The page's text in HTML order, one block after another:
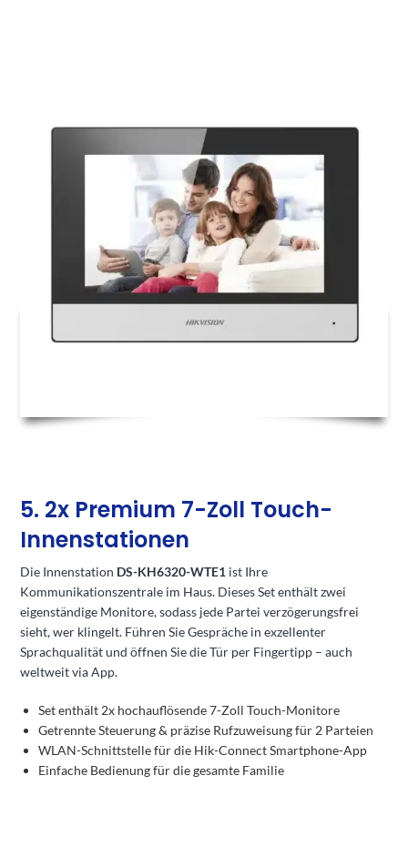
5. 2x Premium 7-Zoll Touch-
Innenstationen
Die Innenstation DS-KH6320-WTE1 ist Ihre
Kommunikationszentrale im Haus. Dieses Set enthält zwei
eigenständige Monitore, sodass jede Partei verzögerungsfrei
sieht, wer klingelt. Führen Sie Gespräche in exzellenter
Sprachqualität und öffnen Sie die Tür per Fingertipp – auch
weltweit via App.
Set enthält 2x hochauflösende 7-Zoll Touch-Monitore
Getrennte Steuerung & präzise Rufzuweisung für 2 Parteien
WLAN-Schnittstelle für die Hik-Connect Smartphone-App
Einfache Bedienung für die gesamte Familie